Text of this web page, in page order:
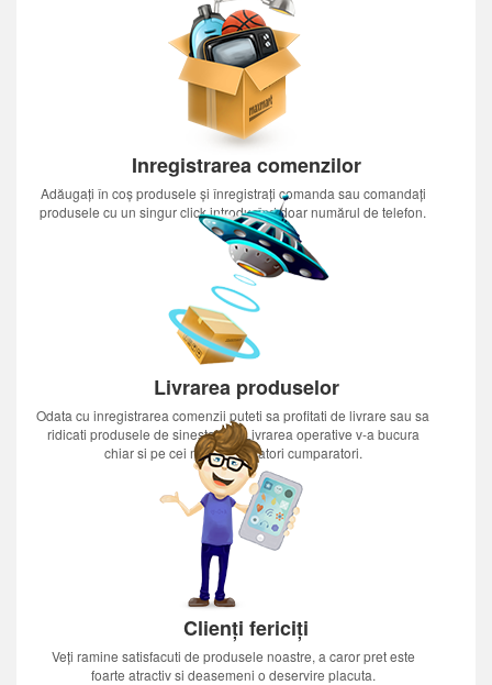
Inregistrarea comenzilor
Adăugați în coș produsele și înregistrați comanda sau comandați
produsele cu un singur click introducînd doar numărul de telefon.
Livrarea produselor
Odata cu inregistrarea comenzii puteti sa profitati de livrare sau sa
ridicati produsele de sinestatator.Livrarea operative v-a bucura
chiar si pe cei mai nerabdatori cumparatori.
Clienți fericiți
Veți ramine satisfacuti de produsele noastre, a caror pret este
foarte atractiv si deasemeni o deservire placuta.